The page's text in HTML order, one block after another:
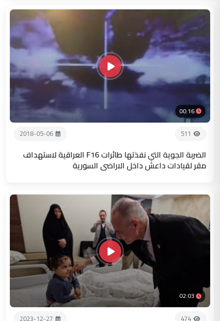
00:16
511
2018-05-06
الضربة الجوية التي نفذتها طائرات F16 العراقية لاستهداف
مقر لقيادات داعش داخل الاراضي السورية
02:03
474
2023-12-27